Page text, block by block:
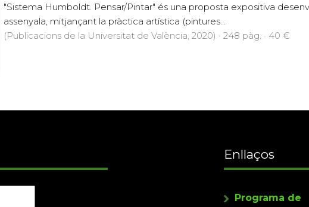
"Sistema Humboldt. Pensar/Pintar" és una proposta expositiva
assenyala, mitjançant la pràctica artística (pintures...
(Publicacions de la Universitat de València, 2020) · 248 pàg. · 40 €
Enllaços
Programa de